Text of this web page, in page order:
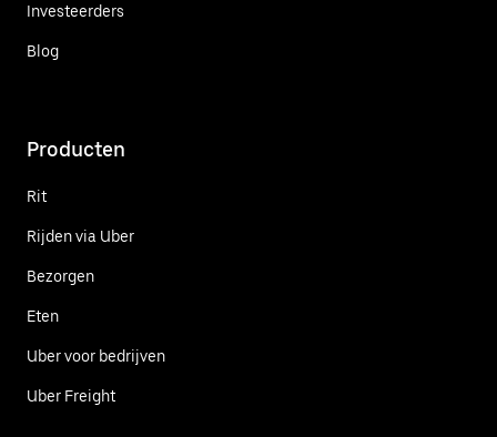
Investeerders
Blog
Producten
Rit
Rijden via Uber
Bezorgen
Eten
Uber voor bedrijven
Uber Freight